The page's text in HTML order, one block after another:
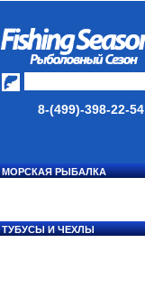
8-(499)-398-22-54
МОРСКАЯ РЫБАЛКА
ТУБУСЫ И ЧЕХЛЫ